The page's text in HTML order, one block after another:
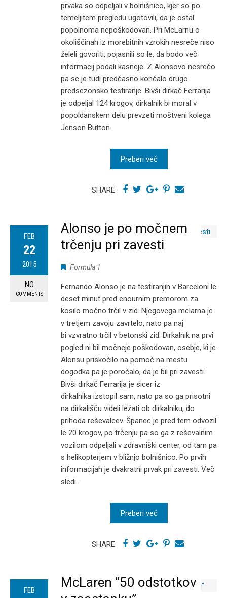
prvaka so odpeljali v bolnišnico, kjer so po
temeljitem pregledu ugotovili, da je ostal
popolnoma nepoškodovan. Pri McLarnu o
okoliščinah iz morebitnih vzrokih nesreče niso
želeli govoriti, pojasnili so le, da bodo več
informacij podali kasneje. Z Alonsovo nesrečo
pa se je tudi predčasno končalo drugo
predsezonsko testiranje. Bivši dirkač Ferrarija
je odpeljal 124 krogov, dirkalnik bi moral v
popoldanskem delu prevzeti moštveni kolega
Jenson Button.
Preberi več
SHARE
FEB
22
2015
NO
COMMENTS
Alonso je po močnem
trčenju pri zavesti
Formula 1
Fernando Alonso je na testiranjih v Barceloni le
deset minut pred enournim premorom za
kosilo močno trčil v zid. Njegovega mclarna je
v tretjem zavoju zavrtelo, nato pa naj
bi vzvratno trčil v betonski zid. Dirkalnik na prvi
pogled ni bil močneje poškodovan, osebje, ki je
Alonsu priskočilo na pomoč na mestu
dogodka pa je poročalo, da je bil pri zavesti.
Bivši dirkač Ferrarija je sicer iz
dirkalnika izstopil sam, nato pa so ga prisotni
na dirkališču videli ležati ob dirkalniku, do
prihoda reševalcev. Španec je pred tem odvozil
le 20 krogov, po trčenju pa so ga z reševalnim
vozilom odpeljali v zdravniški center, od tam pa
s helikopterjem v bližnjo bolnišnico. Po prvih
informacijah je dvakratni prvak pri zavesti. Več
sledi...
Preberi več
SHARE
FEB
McLaren “50 odstotkov